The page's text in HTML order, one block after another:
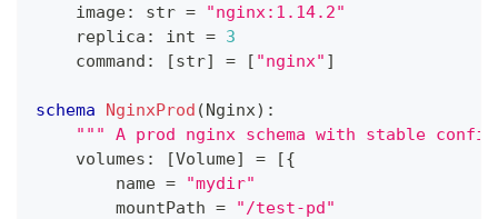
    image
: str =
"nginx:1.14.2"
    replica
: int = 3
    command
: [str] = [ "nginx" ]
schema NginxProd (Nginx) :
""" A prod nginx schema with stable
    volumes
: [Volume] = [{
        name
=
"mydir"
        mountPath
= "/test-pd"